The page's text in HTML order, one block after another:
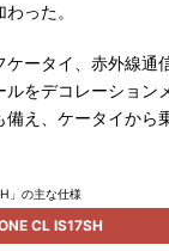
った。
ータイ、赤外線通
をデコレーション
備え、ケータイから
」の主な仕様
CL IS17SH